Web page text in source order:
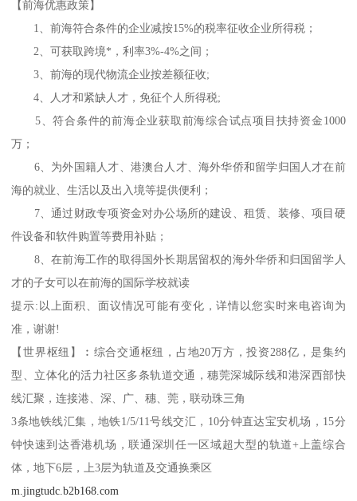
【前海优惠政策】
1、前海符合条件的企业减按15%的税率征收企业所得税；
2、可获取跨境*，利率3%-4%之间；
3、前海的现代物流企业按差额征收;
4、人才和紧缺人才，免征个人所得税;
5、符合条件的前海企业获取前海综合试点项目扶持资金1000
万；
6、为外国籍人才、港澳台人才、海外华侨和留学归国人才在前
海的就业、生活以及出入境等提供便利；
7、通过财政专项资金对办公场所的建设、租赁、装修、项目硬
件设备和软件购置等费用补贴；
8、在前海工作的取得国外长期居留权的海外华侨和归国留学人
才的子女可以在前海的国际学校就读
提示:以上面积、面议情况可能有变化，详情以您实时来电咨询为
准，谢谢!
【世界枢纽】︰综合交通枢纽，占地20万方，投资288亿，是集约
型、立体化的活力社区多条轨道交通，穗莞深城际线和港深西部快
线汇聚，连接港、深、广、穗、莞，联动珠三角
3条地铁线汇集，地铁1/5/11号线交汇，10分钟直达宝安机场，15分
钟快速到达香港机场，联通深圳任一区域超大型的轨道+上盖综合
体，地下6层，上3层为轨道及交通换乘区
m.jingtudc.b2b168.com